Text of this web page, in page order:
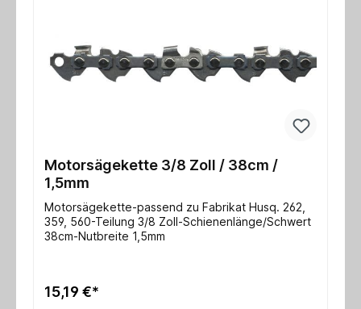
Motorsägekette 3/8 Zoll / 38cm /
1,5mm
Motorsägekette-passend zu Fabrikat Husq. 262,
359, 560-Teilung 3/8 Zoll-Schienenlänge/Schwert
38cm-Nutbreite 1,5mm
15,19 €*